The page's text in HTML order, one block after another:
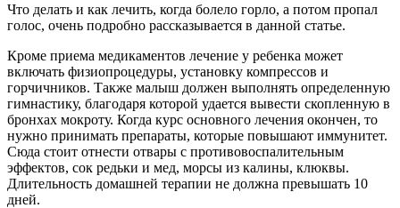
Что делать и как лечить, когда болело горло, а потом пропал
голос, очень подробно рассказывается в данной статье.
Кроме приема медикаментов лечение у ребенка может
включать физиопроцедуры, установку компрессов и
горчичников. Также малыш должен выполнять определенную
гимнастику, благодаря которой удается вывести скопленную в
бронхах мокроту. Когда курс основного лечения окончен, то
нужно принимать препараты, которые повышают иммунитет.
Сюда стоит отнести отвары с противовоспалительным
эффектов, сок редьки и мед, морсы из калины, клюквы.
Длительность домашней терапии не должна превышать 10
дней.